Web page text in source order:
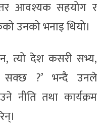
तर आवश्यक सहयोग र
उनको भनाइ थियो।
त्यो देश कसरी सभ्य,
सक्छ ?’ भन्दै उनले
नीति तथा कार्यक्रम